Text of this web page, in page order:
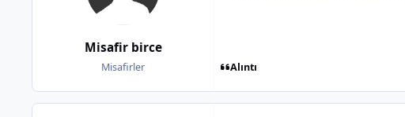
Misafir birce
Misafirler Alıntı